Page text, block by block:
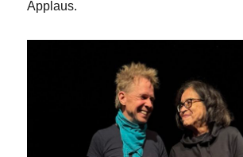
Applaus.